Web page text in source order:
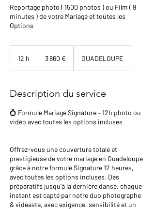
Reportage photo ( 1500 photos ) ou Film ( 9
minutes ) de votre Mariage et toutes les
Options
12 h 3 860 € GUADELOUPE
Description du service
💍 Formule Mariage Signature – 12h photo ou
vidéo avec toutes les options incluses
Offrez-vous une couverture totale et
prestigieuse de votre mariage en Guadeloupe
grâce à notre formule Signature 12 heures,
avec toutes les options incluses. Des
préparatifs jusqu’à la dernière danse, chaque
instant est capté par notre duo photographe
& vidéaste, avec exigence, sensibilité et un